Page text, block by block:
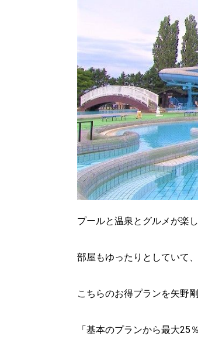
プールと温泉とグルメが楽
部屋もゆったりとしていて
こちらのお得プランを矢野
「基本のプランから最大